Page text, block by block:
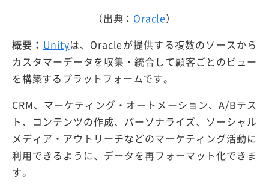
（出典： Oracle）
概要： Unityは、Oracleが提供する複数のソースから
カスタマーデータを収集・統合して顧客ごとのビュー
を構築するプラットフォームです。
CRM、マーケティング・オートメーション、A/Bテス
ト、コンテンツの作成、パーソナライズ、ソーシャル
メディア・アウトリーチなどのマーケティング活動に
利用できるように、データを再フォーマット化できま
す。